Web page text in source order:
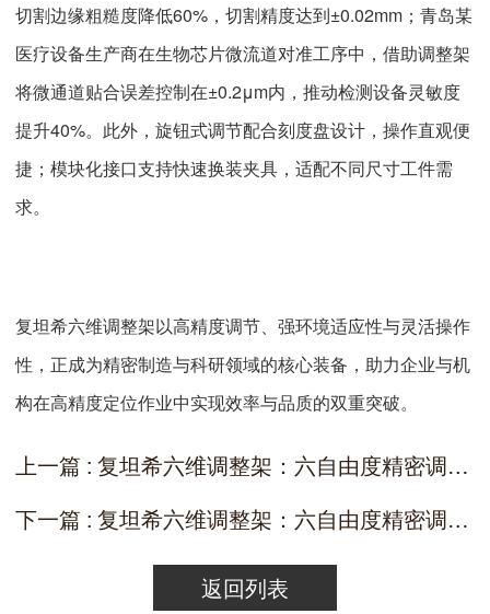
切割边缘粗糙度降低60%，切割精度达到±0.02mm；青岛某
医疗设备生产商在生物芯片微流道对准工序中，借助调整架
将微通道贴合误差控制在±0.2μm内，推动检测设备灵敏度
提升40%。此外，旋钮式调节配合刻度盘设计，操作直观便
捷；模块化接口支持快速换装夹具，适配不同尺寸工件需
求。
复坦希六维调整架以高精度调节、强环境适应性与灵活操作
性，正成为精密制造与科研领域的核心装备，助力企业与机
构在高精度定位作业中实现效率与品质的双重突破。
上一篇 : 复坦希六维调整架：六自由度精密调控，解锁微米级定位新可能
下一篇 : 复坦希六维调整架：六自由度精密调控，重塑高精度定位技术标杆
返回列表